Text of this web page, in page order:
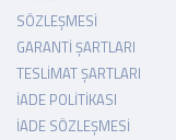
SÖZLEŞMESI
GARANTI ŞARTLARI
TESLIMAT ŞARTLARI
İADE POLITIKASI
İADE SÖZLEŞMESI